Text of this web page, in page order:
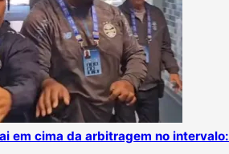
em cima da arbitragem no intervalo: